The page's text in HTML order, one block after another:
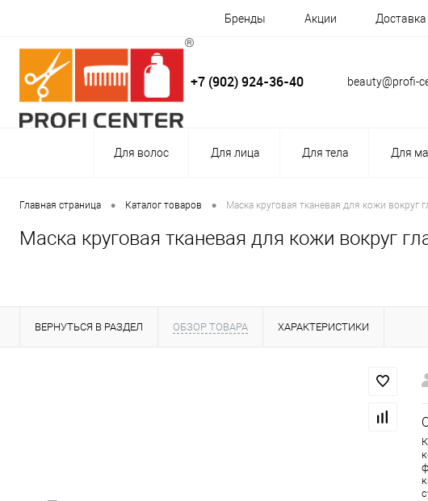
Бренды Акции
+7 (902) 924-36-40 beauty@profi-
Для волос Для лица Для тела Для
Главная страница • Каталог товаров • Маска круговая тканевая для кожи вокруг
Маска круговая тканевая для кожи вокруг
ВЕРНУТЬСЯ В РАЗДЕЛ ОБЗОР ТОВАРА ХАРАКТЕРИСТИКИ